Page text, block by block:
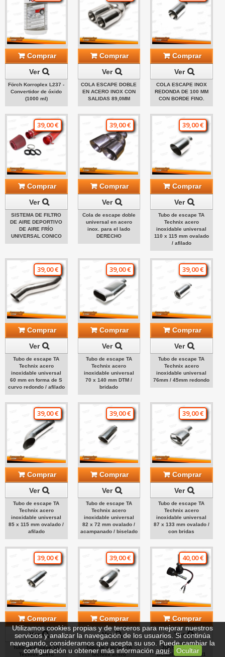
Comprar
Ver
Förch Korroplex L237 -
Convertidor de óxido
(1000 ml)
Comprar
Ver
COLA ESCAPE DOBLE
EN ACERO INOX CON
SALIDAS 89,0MM
Comprar
Ver
COLA ESCAPE INOX
REDONDA DE 100 MM
CON BORDE FINO.
39,00 €
Comprar
Ver
SISTEMA DE FILTRO
DE AIRE DEPORTIVO
DE AIRE FRÍO
UNIVERSAL CONICO
39,00 €
Comprar
Ver
Cola de escape doble
universal en acero
inox. para el lado
DERECHO
39,00 €
Comprar
Ver
Tubo de escape TA
Technix acero
inoxidable universal
110 x 115 mm ovalado
/ afilado
39,00 €
Comprar
Ver
Tubo de escape TA
Technix acero
inoxidable universal
60 mm en forma de S
curvo redondo / afilado
39,00 €
Comprar
Ver
Tubo de escape TA
Technix acero
inoxidable universal
70 x 140 mm DTM /
bridado
39,00 €
Comprar
Ver
Tubo de escape TA
Technix acero
inoxidable universal
76mm / 45mm redondo
39,00 €
Comprar
Ver
Tubo de escape TA
Technix acero
inoxidable universal
85 x 115 mm ovalado /
afilado
39,00 €
Comprar
Ver
Tubo de escape TA
Technix acero
inoxidable universal
82 x 72 mm ovalado /
acampanado / biselado
39,00 €
Comprar
Ver
Tubo de escape TA
Technix acero
inoxidable universal
87 x 133 mm ovalado /
con bridas
39,00 €
Comprar
Ver
Tubo de escape TA
Technix acero
39,00 €
Comprar
Ver
Tubo de escape TA
Technix acero
40,00 €
Comprar
Ver
JUEGO DE DOS
BOMBILLAS LED H1
Utilizamos cookies propias y de terceros para mejorar nuestros
servicios y analizar la navegación de los usuarios. Si continúa
navegando, consideramos que acepta su uso. Puede cambiar la
configuración u obtener más información aquí. Ocultar